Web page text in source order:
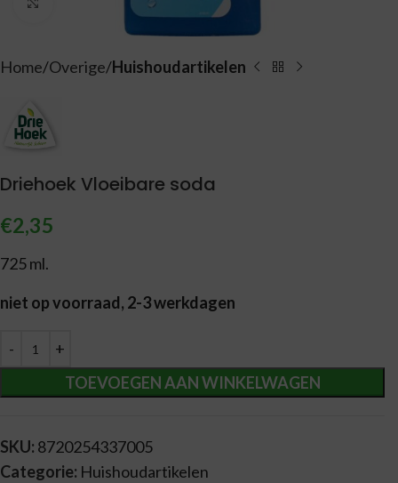
Home Overige Huishoudartikelen
Driehoek Vloeibare soda
€2,35
725 ml.
niet op voorraad, 2-3 werkdagen
TOEVOEGEN AAN WINKELWAGEN
Alternative:
SKU: 8720254337005
Categorie: Huishoudartikelen